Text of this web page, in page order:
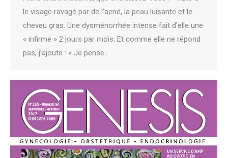
le visage ravagé par de l’acné, la peau luisante et le
cheveu gras. Une dysménorrhée intense fait d’elle une
« infirme » 2 jours par mois. Et comme elle ne répond
pas, j’ajoute : « Je pense…